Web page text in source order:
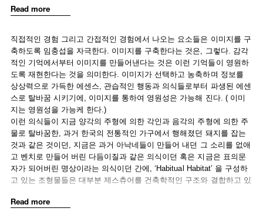
information in pictures.
This year Marjorie Welish became the Judith E. Wilson Visiting Poetry
Fellow at Cambridge University, 2005. A poet, painter, and art critic,
she is author of Word Group (Coffee House Press, 2004) and The
Annotated “Here” and Selected Poems (Coffee House Press, 2000).
She is also the author of Signifying Art: Essays on Art after 1960
(Cambridge University Press, 1999). Widely published, her art criticism
also extends to interviews with Robert Barry, Jasper Johns, Martha
Rosler, Nancy Spero and Lawrence Weiner. A conference on her work
at the University of Pennsylvania has resulted in the compiled papers
and presentations accompanying a sampling of her writing and art, in
Of the Diagram: The Work of Marjorie Welish (Slought Books, 2003).
Welish has taught at Brown University and New School University, and
is currently Adjunct Professor in the MFA Writing Program at Columbia
Pratt Institute. Her paintings are represented by Baumgartner Gallery
in New York and Aaron Galleries in Chicago.
Read more
직접적인 경험 그리고 간접적인 경험에서 나오는 요소들은 이미지를 구
축하도록 임충섭을 자극한다. 이미지를 구축한다는 것은, 그렇다. 감각
적인 기억에서부터 이미지를 만들어낸다는 것은 이런 기억들이 영원하
도록 재현한다는 것을 의미한다. 이미지가 선택하고 농축하며 정보를
상상력으로 가득한 에센스, 관습적인 행동과 의식들로부터 파생된 에센
스로 탈바꿈 시키기에, 이미지를 통하여 영원성은 가능해 진다. ( 이미
지는 영원성을 가능케 한다.)
이런 의식들이 지금 양각의 주형에 의한 각인과 음각의 주형에 의한 주
물로 탈바꿈한, 과거 한국의 전통적인 가구에서 행해졌던 돼지를 잡는
것과 같은 것이던, 지금은 과거 아낙네들이 만들어 내던 그 소리를 없애
고 벤치로 만들어 버린 다듬이질과 같은 의식이던 혹은 지금은 표의문
자가 되어버린 명상이라는 의식이던 간에, ‘Habitual Habitat’ 을 구성하
고 있는 조형물들은 대부분 제스츄어를 건축학적인 구조와 결합하고 있
수 있고 서예처럼 뻗어있는 침의 처마나 차양에서도 몰 수 있고 또한 방
Read more